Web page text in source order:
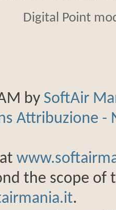
Digital Point
by SoftAir
Attribuzione
the scope of
.